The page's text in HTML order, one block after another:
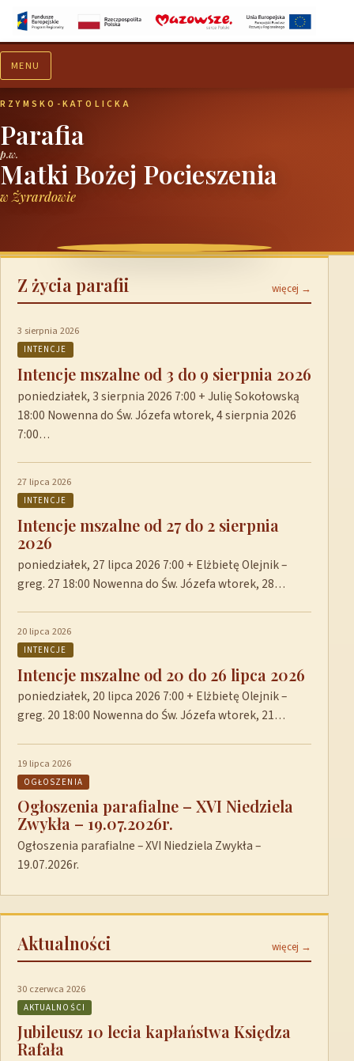
MENU
RZYMSKO-KATOLICKA
Parafia
p.w.
Matki Bożej Pocieszenia
w Żyrardowie
Z życia parafii więcej →
3 sierpnia 2026
INTENCJE
Intencje mszalne od 3 do 9 sierpnia 2026
poniedziałek, 3 sierpnia 2026 7:00 + Julię Sokołowską
18:00 Nowenna do Św. Józefa wtorek, 4 sierpnia 2026
7:00…
27 lipca 2026
INTENCJE
Intencje mszalne od 27 do 2 sierpnia
2026
poniedziałek, 27 lipca 2026 7:00 + Elżbietę Olejnik –
greg. 27 18:00 Nowenna do Św. Józefa wtorek, 28…
20 lipca 2026
INTENCJE
Intencje mszalne od 20 do 26 lipca 2026
poniedziałek, 20 lipca 2026 7:00 + Elżbietę Olejnik –
greg. 20 18:00 Nowenna do Św. Józefa wtorek, 21…
19 lipca 2026
OGŁOSZENIA
Ogłoszenia parafialne – XVI Niedziela
Zwykła – 19.07.2026r.
Ogłoszenia parafialne – XVI Niedziela Zwykła –
19.07.2026r.
Aktualności więcej →
30 czerwca 2026
AKTUALNOŚCI
Jubileusz 10 lecia kapłaństwa Księdza
Rafała